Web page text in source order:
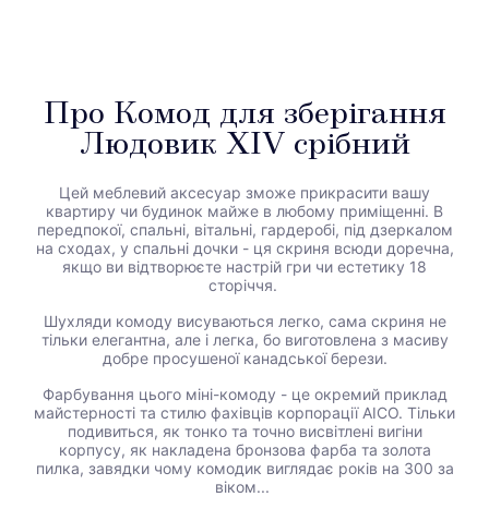
Про Комод для зберігання
Людовик XIV срібний
Цей меблевий аксесуар зможе прикрасити вашу
квартиру чи будинок майже в любому приміщенні. В
передпокої, спальні, вітальні, гардеробі, під дзеркалом
на сходах, у спальні дочки - ця скриня всюди доречна,
якщо ви відтворюєте настрій гри чи естетику 18
сторіччя.
Шухляди комоду висуваються легко, сама скриня не
тільки елегантна, але і легка, бо виготовлена з масиву
добре просушеної канадської берези.
Фарбування цього міні-комоду - це окремий приклад
майстерності та стилю фахівців корпорації AICO. Тільки
подивиться, як тонко та точно висвітлені вигіни
корпусу, як накладена бронзова фарба та золота
пилка, завядки чому комодик виглядає років на 300 за
віком...